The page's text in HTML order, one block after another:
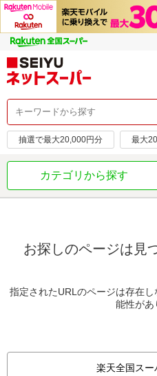
抽選で最大20,000円分 最大
カテゴリから探す
お探しのページは見
指定されたURLのページは存在
能性があ
楽天全国ス